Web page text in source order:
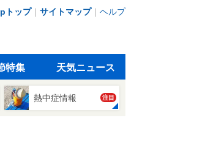
トップ｜ サイトマップ｜ ヘルプ
特集 天気ニュース
熱中症情報 注目